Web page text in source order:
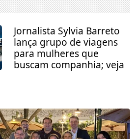
Jornalista Sylvia Barreto
lança grupo de viagens
para mulheres que
buscam companhia; veja